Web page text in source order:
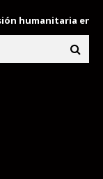
enviada